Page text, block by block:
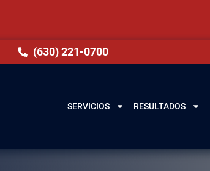
(630) 221-0700
SERVICIOS RESULTADOS